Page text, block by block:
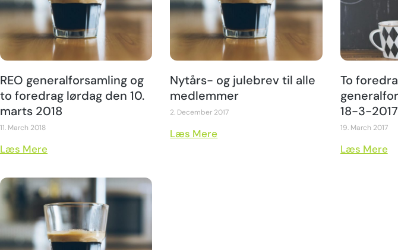
REO generalforsamling og
to foredrag lørdag den 10.
marts 2018
11. March 2018
Læs Mere
Nytårs- og julebrev til alle
medlemmer
2. December 2017
Læs Mere
To
18-3-2017
19. March 2017
Læs Mere